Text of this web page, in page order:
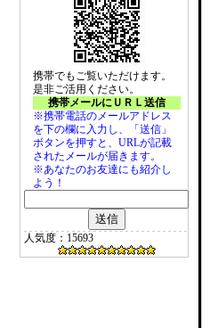
携帯でもご覧いただけます。
是非ご活用ください。
携帯メールにＵＲＬ送信
※携帯電話のメールアドレス
を下の欄に入力し、「送信」
ボタンを押すと、URLが記載
されたメールが届きます。
※あなたのお友達にも紹介し
よう！
人気度：15693